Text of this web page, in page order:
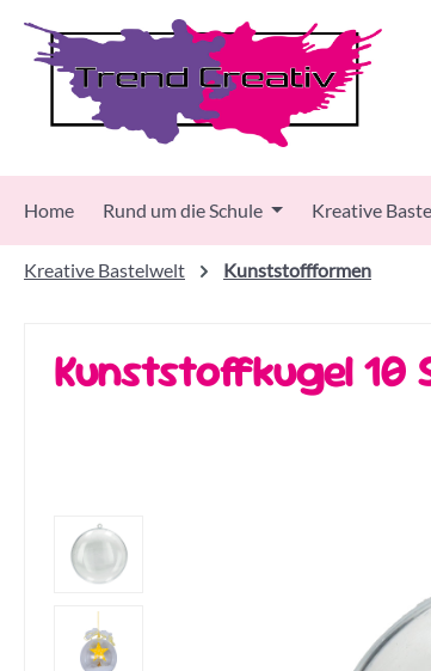
Hauptinhalt springen
Zur Suche springen
Zur Hauptnavigation springen
Home Rund um die Schule Kreative
Kreative Bastelwelt Kunststoffformen
Kunststoffkugel 10
Bildergalerie überspringen